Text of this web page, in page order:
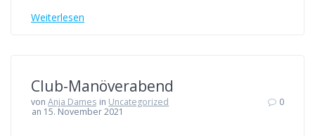
Weiterlesen
Club-Manöverabend
von Anja Dames in Uncategorized
an 15. November 2021
0